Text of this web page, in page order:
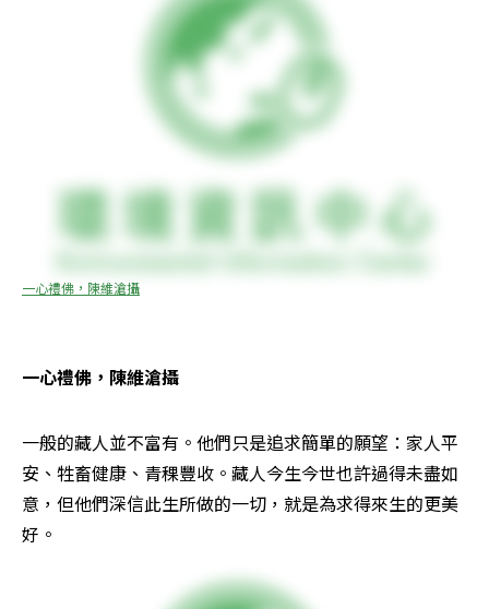
一心禮佛，陳維滄攝
一心禮佛，陳維滄攝
一般的藏人並不富有。他們只是追求簡單的願望：家人平
安、牲畜健康、青稞豐收。藏人今生今世也許過得未盡如
意，但他們深信此生所做的一切，就是為求得來生的更美
好。